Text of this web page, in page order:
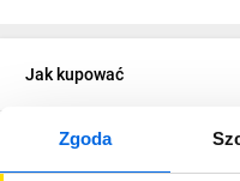
Zgoda
Jak kupować
O firmie